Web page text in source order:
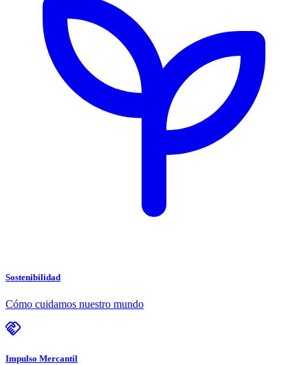
Sostenibilidad
Cómo cuidamos nuestro mundo
Impulso Mercantil